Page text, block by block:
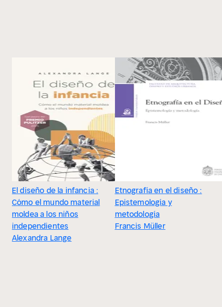
El diseño de la infancia :
Cómo el mundo material
moldea a los niños
independientes
Alexandra Lange
Etnografía en el diseño :
Epistemología y
metodología
Francis Müller